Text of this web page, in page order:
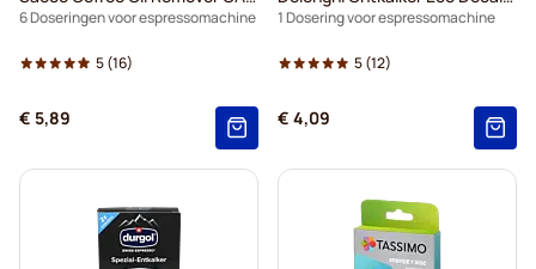
6 Doseringen voor espressomachine
5(16)
€ 5,89
1 Dosering voor espressomachine
5(12)
€ 4,09